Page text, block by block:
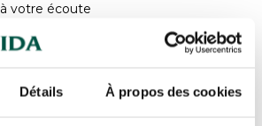
Détails À propos des cookies
à votre écoute
sécurisé